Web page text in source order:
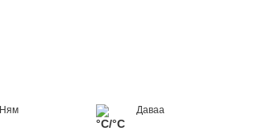
Ням Даваа
°C/°C